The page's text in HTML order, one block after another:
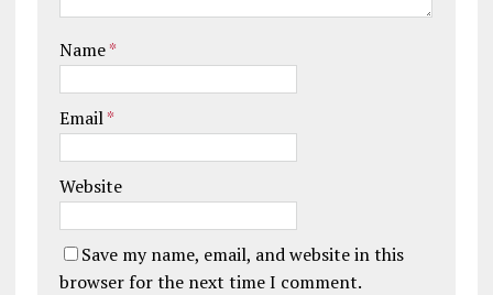
Name*
Email*
Website
Save my name, email, and website in this
browser for the next time I comment.